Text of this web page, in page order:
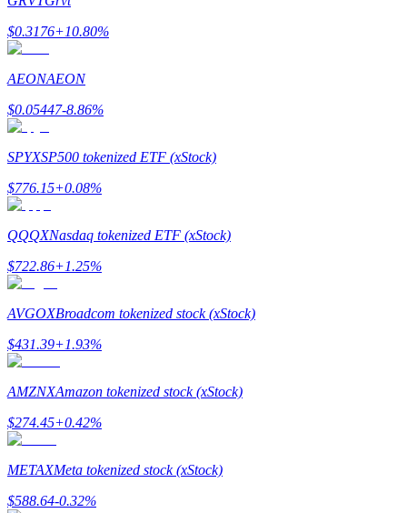
Alta rentabilidad y acceso instantáneo
Launchpool
Bloqueos BTR
$0.3176+10.80%
AEONAEON
$0.05447-8.86%
SPYXSP500 tokenized ETF (xStock)
$776.15+0.08%
QQQXNasdaq tokenized ETF (xStock)
$722.86+1.25%
AVGOXBroadcom tokenized stock (xStock)
$431.39+1.93%
AMZNXAmazon tokenized stock (xStock)
$274.45+0.42%
METAXMeta tokenized stock (xStock)
$588.64-0.32%